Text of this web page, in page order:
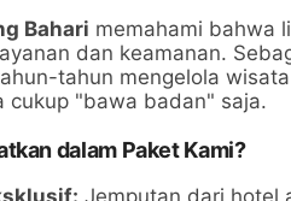
Bahari memahami bahwa
dan keamanan.
tahun mengelola
cukup "bawa badan" saja.
dalam Paket Kami?
Jemputan dari hotel